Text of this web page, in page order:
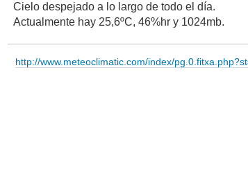
Cielo despejado a lo largo de todo el día.
Actualmente hay 25,6ºC, 46%hr y 1024mb.
http://www.meteoclimatic.com/index/